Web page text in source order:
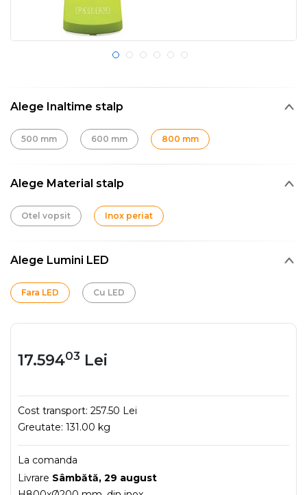
Alege Inaltime stalp
500 mm 600 mm 800 mm
Alege Material stalp
Otel vopsit Inox periat
Alege Lumini LED
Fara LED Cu LED
17.59403 Lei
Cost transport: 257.50 Lei
Greutate: 131.00 kg
La comanda
Livrare Sâmbătă, 29 august